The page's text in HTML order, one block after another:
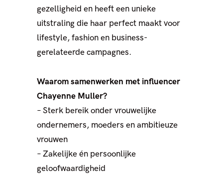
gezelligheid en heeft een unieke
uitstraling die haar perfect maakt voor
lifestyle, fashion en business-
gerelateerde campagnes.
Waarom samenwerken met influencer
Chayenne Muller?
– Sterk bereik onder vrouwelijke
ondernemers, moeders en ambitieuze
vrouwen
– Zakelijke én persoonlijke
geloofwaardigheid